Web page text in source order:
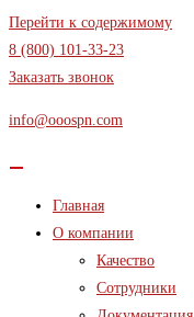
Перейти к содержимому
8 (800) 101-33-23
Заказать звонок
info@ooospn.com
Главная
О компании
Качество
Сотрудники